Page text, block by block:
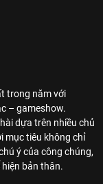
trong năm với
– gameshow.
dựa trên nhiều chủ
mục tiêu không chỉ
ý của công chúng,
bản thân.